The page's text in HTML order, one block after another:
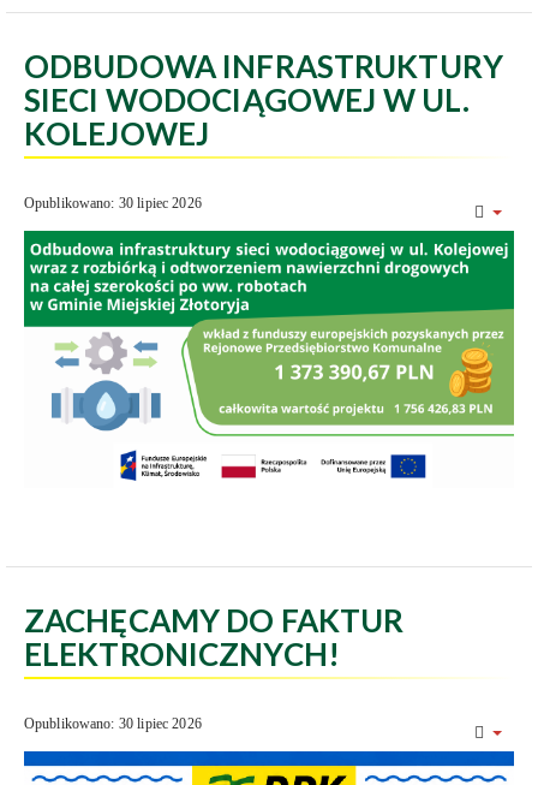
ODBUDOWA INFRASTRUKTURY
SIECI WODOCIĄGOWEJ W UL.
KOLEJOWEJ
Opublikowano: 30 lipiec 2026
ZACHĘCAMY DO FAKTUR
ELEKTRONICZNYCH!
Opublikowano: 30 lipiec 2026